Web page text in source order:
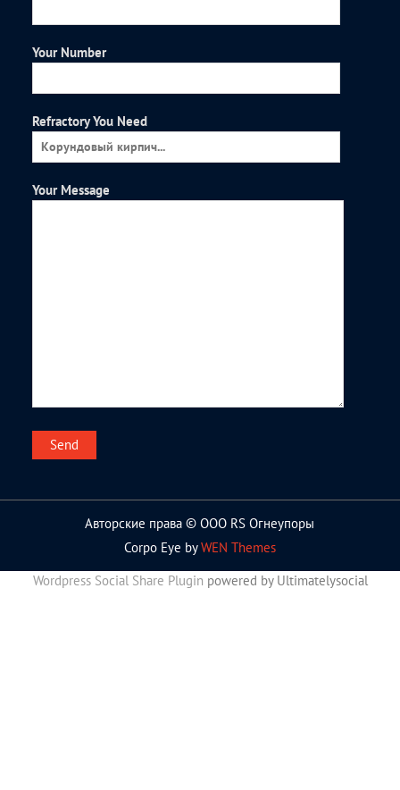
Your Number
Refractory You Need
Your Message
Авторские права © ООО RS Огнеупоры
Corpo Eye byWEN Themes
Wordpress Social Share Plugin powered by Ultimatelysocial